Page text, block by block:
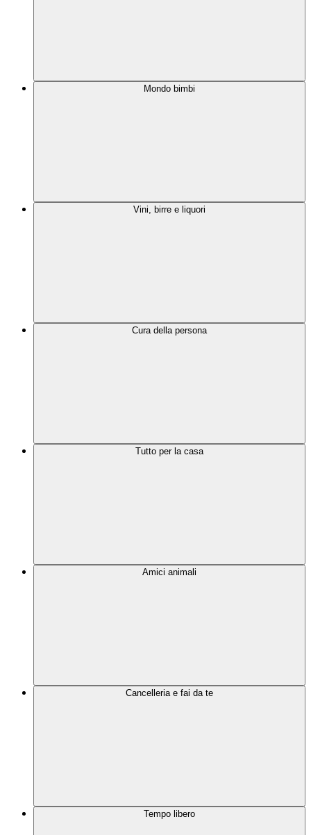
Mondo bimbi
Vini, birre e liquori
Cura della persona
Tutto per la casa
Amici animali
Cancelleria e fai da te
Tempo libero